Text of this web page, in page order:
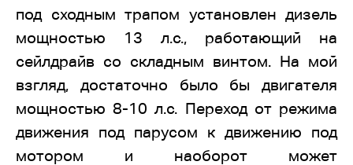
под сходным трапом установлен дизель
мощностью 13 л.с., работающий на
сейлдрайв со складным винтом. На мой
взгляд, достаточно было бы двигателя
мощностью 8-10 л.с. Переход от режима
движения под парусом к движению под
мотором и наоборот может